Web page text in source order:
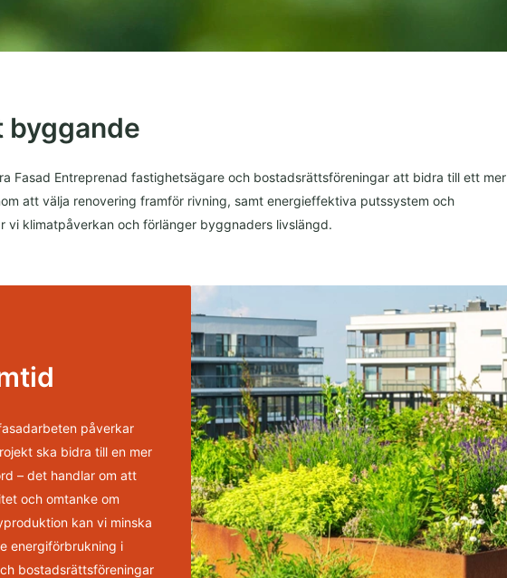
byggande
Fasad Entreprenad fastighetsägare och bostadsrättsföreningar att bidra till ett mer
att välja renovering framför rivning, samt energieffektiva putssystem och
vi klimatpåverkan och förlänger byggnaders livslängd.
påverkar
ska bidra till en mer
– det handlar om att
och omtanke om
kan vi minska
energiförbrukning i
bostadsrättsföreningar